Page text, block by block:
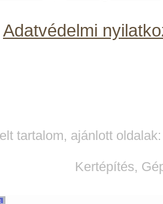
Adatvédelmi
tartalom, ajánlott
Kertépítés,